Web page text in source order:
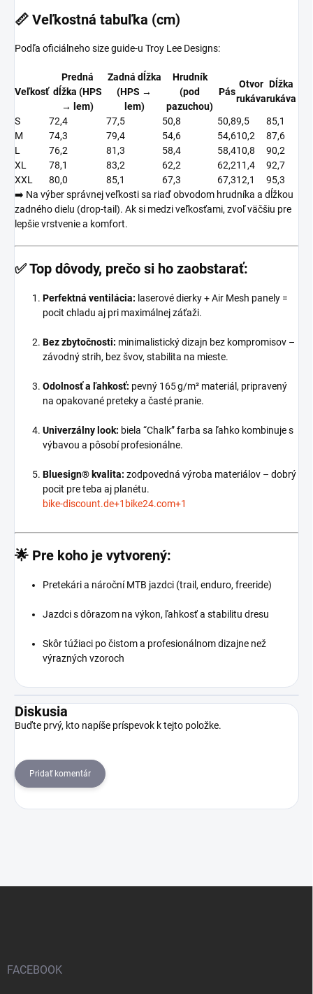
📏 Veľkostná tabuľka (cm)
Podľa oficiálneho size guide-u Troy Lee Designs:
Veľkosť
Predná
dĺžka (HPS
→ lem)
Zadná dĺžka
(HPS →
lem)
Hrudník
(pod
pazuchou)
Pás
Otvor
rukáva
Dĺžka
rukáva
S
72,4 77,5 50,8 50,89,5
85,1
M
74,3 79,4 54,6 54,610,2
87,6
L
76,2 81,3 58,4 58,410,8
90,2
XL
78,1 83,2 62,2 62,211,4
92,7
XXL
80,0 85,1 67,3 67,312,1
95,3
➡️ Na výber správnej veľkosti sa riaď obvodom hrudníka a dĺžkou
zadného dielu (drop-tail). Ak si medzi veľkosťami, zvoľ väčšiu pre
lepšie vrstvenie a komfort.
✅Top dôvody, prečo si ho zaobstarať:
Perfektná ventilácia: laserové dierky + Air Mesh panely =
pocit chladu aj pri maximálnej záťaži.
Bez zbytočnosti: minimalistický dizajn bez kompromisov –
závodný strih, bez švov, stabilita na mieste.
Odolnosť a ľahkosť: pevný 165 g/m² materiál, pripravený
na opakované preteky a časté pranie.
Univerzálny look: biela “Chalk” farba sa ľahko kombinuje s
výbavou a pôsobí profesionálne.
Bluesign® kvalita: zodpovedná výroba materiálov – dobrý
pocit pre teba aj planétu.
bike-discount.de+1 bike24.com+1
🌟 Pre koho je vytvorený:
Pretekári a nároční MTB jazdci (trail, enduro, freeride)
Jazdci s dôrazom na výkon, ľahkosť a stabilitu dresu
Skôr túžiaci po čistom a profesionálnom dizajne než
výrazných vzoroch
Diskusia
Buďte prvý, kto napíše príspevok k tejto položke.
Pridať komentár
FACEBOOK